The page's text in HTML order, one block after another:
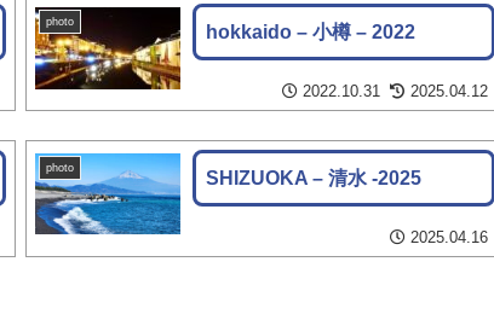
photo hokkaido – 小樽 – 2022
2022.10.31 2025.04.12
photo SHIZUOKA – 清水 -2025
2025.04.16